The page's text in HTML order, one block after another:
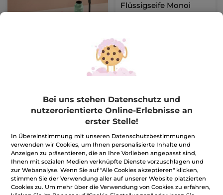
Flüssigseife Monoi
26,27€ / 1l
4,99€
WARENKORB
Bei uns stehen Datenschutz und
nutzerorientierte Online-Erlebnisse an
erster Stelle!
In Übereinstimmung mit unseren Datenschutzbestimmungen
verwenden wir Cookies, um Ihnen personalisierte Inhalte und
Anzeigen zu präsentieren, die an Ihre Vorlieben angepasst sind,
Ihnen mit sozialen Medien verknüpfte Dienste vorzuschlagen und
zur Webanalyse. Wenn Sie auf "Alle Cookies akzeptieren" klicken,
stimmen Sie der Verwendung aller auf unserer Website platzierten
Cookies zu. Um mehr über die Verwendung von Cookies zu erfahren,